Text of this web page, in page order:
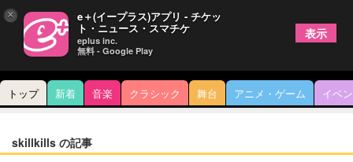
トップ 新着 音楽 クラシック 舞台 アニメ・ゲーム イベ
skillkills の記事
× e＋(イープラス)アプリ - チケッ
ト・ニュース・スマチケ
eplus inc.
無料 - Google Play
表示